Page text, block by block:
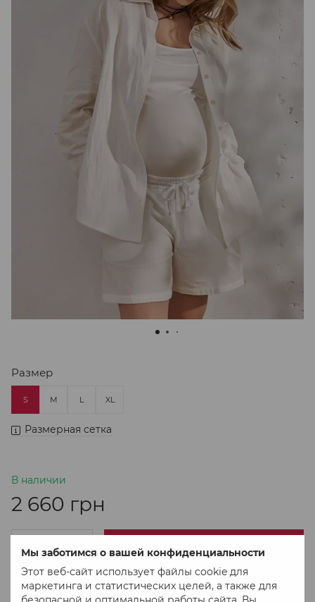
Мы заботимся о вашей конфиденциальности
Этот веб-сайт использует файлы cookie для
маркетинга и статистических целей, а также для
Размер
S M L XL
Размерная сетка
В наличии
2 660 грн
В корзину
Купить в 1 клік